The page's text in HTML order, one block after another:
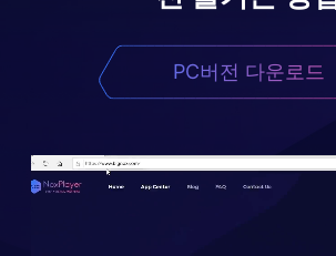
PC버전 다운로드